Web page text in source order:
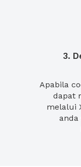
3.
Apabila
dapat
melalui
anda